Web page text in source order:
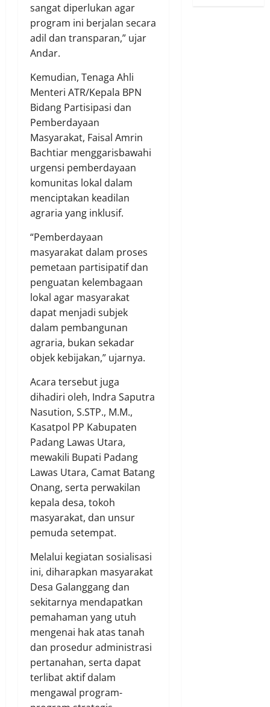
sangat diperlukan agar
program ini berjalan secara
adil dan transparan,” ujar
Andar.
Kemudian, Tenaga Ahli
Menteri ATR/Kepala BPN
Bidang Partisipasi dan
Pemberdayaan
Masyarakat, Faisal Amrin
Bachtiar menggarisbawahi
urgensi pemberdayaan
komunitas lokal dalam
menciptakan keadilan
agraria yang inklusif.
“Pemberdayaan
masyarakat dalam proses
pemetaan partisipatif dan
penguatan kelembagaan
lokal agar masyarakat
dapat menjadi subjek
dalam pembangunan
agraria, bukan sekadar
objek kebijakan,” ujarnya.
Acara tersebut juga
dihadiri oleh, Indra Saputra
Nasution, S.STP., M.M.,
Kasatpol PP Kabupaten
Padang Lawas Utara,
mewakili Bupati Padang
Lawas Utara, Camat Batang
Onang, serta perwakilan
kepala desa, tokoh
masyarakat, dan unsur
pemuda setempat.
Melalui kegiatan sosialisasi
ini, diharapkan masyarakat
Desa Galanggang dan
sekitarnya mendapatkan
pemahaman yang utuh
mengenai hak atas tanah
dan prosedur administrasi
pertanahan, serta dapat
terlibat aktif dalam
mengawal program-